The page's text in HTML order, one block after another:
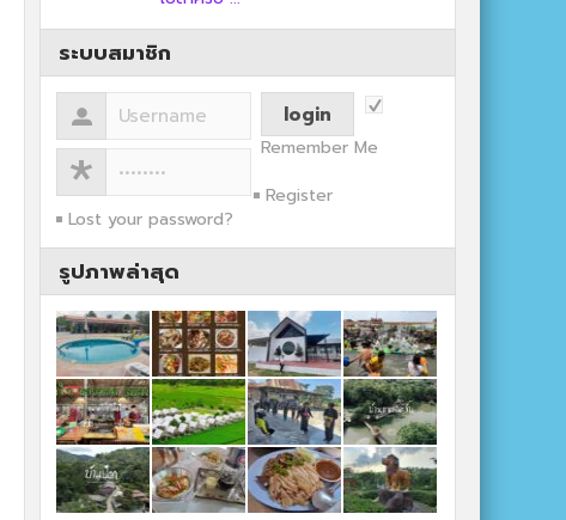
ระบบสมาชิก
Remember Me
Register
Lost your password?
รูปภาพล่าสุด